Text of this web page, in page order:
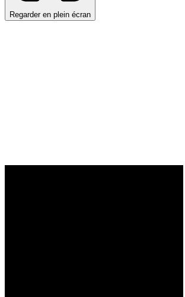
Regarder en plein écran